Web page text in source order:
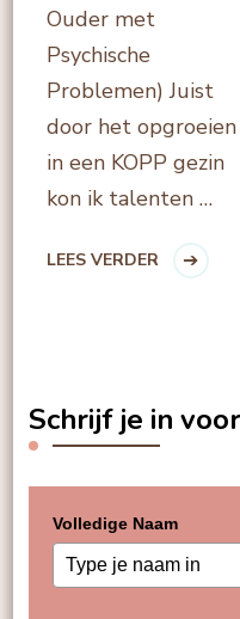
Ouder met
Psychische
Problemen) Juist
door het opgroeien
in een KOPP gezin
kon ik talenten …
LEES VERDER
Schrijf je in
Volledige Naam